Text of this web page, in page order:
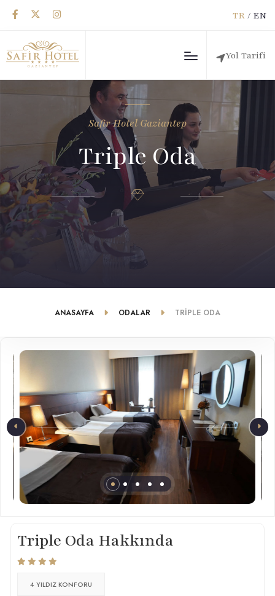
TR / EN
Yol Tarifi
Safir Hotel Gaziantep
Triple Oda
ANASAYFA ODALAR TRIPLE ODA
Triple Oda Hakkında
4 YILDIZ KONFORU